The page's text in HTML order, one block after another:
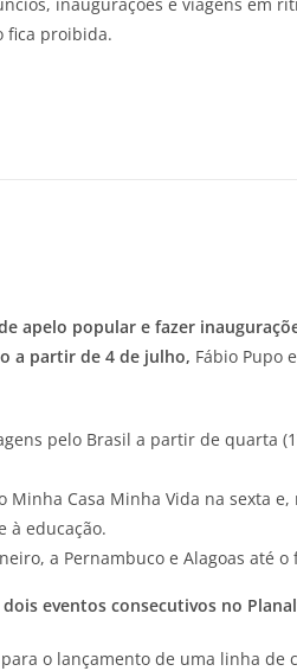
fica proibida.
apelo popular e fazer
a partir de 4 de julho, Fábio Pupo
pelo Brasil a partir de quarta
Minha Casa Minha Vida na sexta
à educação.
a Pernambuco e Alagoas até o
eventos consecutivos no
o lançamento de uma linha